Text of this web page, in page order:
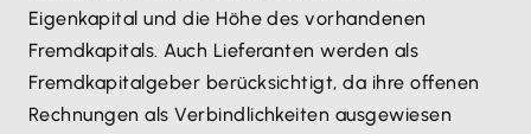
Eigenkapital und die Höhe des vorhandenen
Fremdkapitals. Auch Lieferanten werden als
Fremdkapitalgeber berücksichtigt, da ihre offenen
Rechnungen als Verbindlichkeiten ausgewiesen